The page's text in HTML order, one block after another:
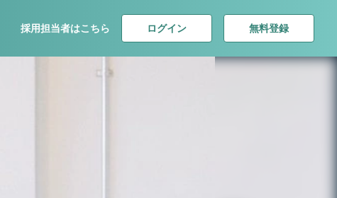
採用担当者はこちら ログイン 無料登録